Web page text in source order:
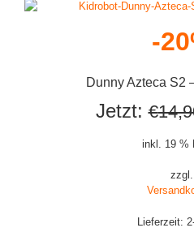
-
Dunny Azteca S2
Jetzt: €
inkl. 19 %
zzgl.
Lieferzeit: